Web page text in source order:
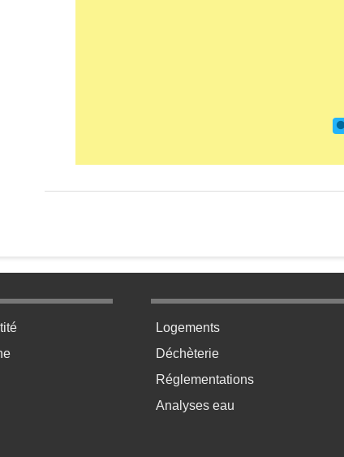
bas de page 1 Menu pratique bas de page 2
Logements
Déchèterie
Réglementations
Analyses eau